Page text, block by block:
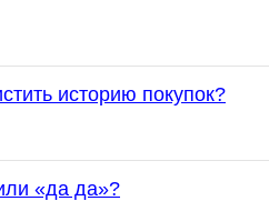
историю покупок?
«да да»?